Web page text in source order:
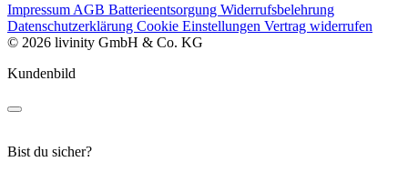
Impressum AGB Batterieentsorgung Widerrufsbelehrung
Datenschutzerklärung Cookie Einstellungen Vertrag widerrufen
© 2026 livinity GmbH & Co. KG
Kundenbild
Bist du sicher?